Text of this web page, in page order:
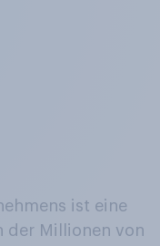
ist eine
der Millionen von